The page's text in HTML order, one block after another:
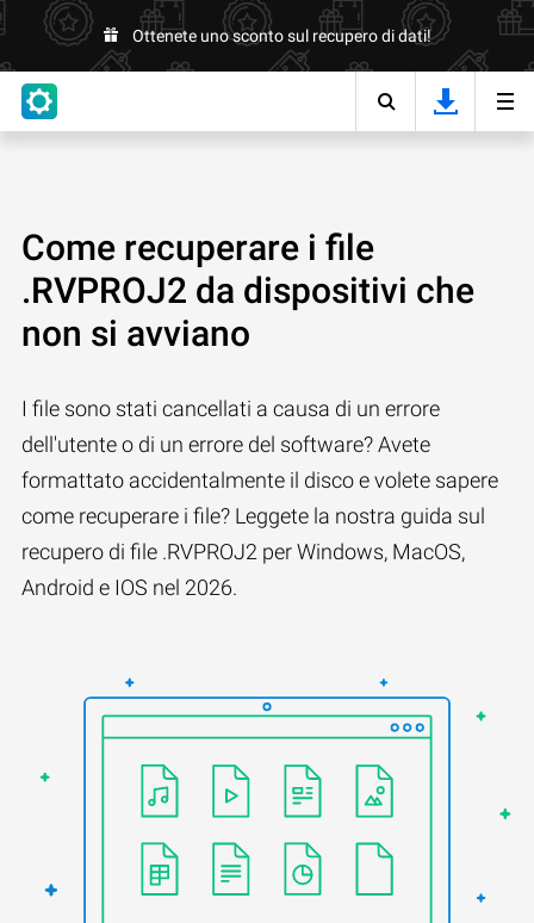
Ottenete uno sconto sul recupero di dati!
Come recuperare i file
.RVPROJ2 da dispositivi che
non si avviano
I file sono stati cancellati a causa di un errore
dell'utente o di un errore del software? Avete
formattato accidentalmente il disco e volete sapere
come recuperare i file? Leggete la nostra guida sul
recupero di file .RVPROJ2 per Windows, MacOS,
Android e IOS nel 2026.